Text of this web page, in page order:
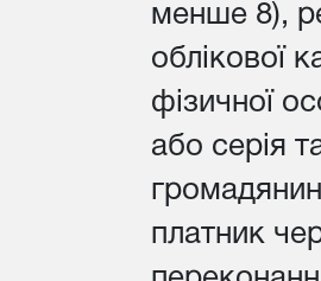
менше 8),
облікової
фізичної
або серія
платник